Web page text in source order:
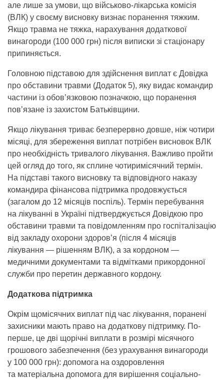
але лише за умови, що військово-лікарська комісія
(ВЛК) у своєму висновку визнає поранення тяжким.
Якщо травма не тяжка, нарахування додаткової
винагороди (100 000 грн) після виписки зі стаціонару
припиняється.
Головною підставою для здійснення виплат є Довідка
про обставини травми (Додаток 5), яку видає командир
частини із обов’язковою позначкою, що поранення
пов’язане із захистом Батьківщини.
Якщо лікування триває безперервно довше, ніж чотири
місяці, для збереження виплат потрібен висновок ВЛК
про необхідність тривалого лікування. Важливо пройти
цей огляд до того, як сплине чотиримісячний термін.
На підставі такого висновку та відповідного наказу
командира фінансова підтримка продовжується
(загалом до 12 місяців поспіль). Термін перебування
на лікуванні в Україні підтверджується Довідкою про
обставини травми та повідомленням про госпіталізацію
від закладу охорони здоров’я (після 4 місяців
лікування — рішенням ВЛК), а за кордоном —
медичними документами та відмітками прикордонної
служби про перетин державного кордону.
Додаткова підтримка
Окрім щомісячних виплат під час лікування, поранені
захисники мають право на додаткову підтримку. По-
перше, це дві щорічні виплати в розмірі місячного
грошового забезпечення (без урахування винагороди
у 100 000 грн): допомога на оздоровлення
та матеріальна допомога для вирішення соціально-